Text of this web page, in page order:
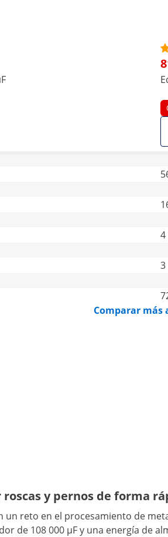
4
3
Comparar más
y pernos de forma
reto en el procesamiento de
de 108 000 µF y una energía de